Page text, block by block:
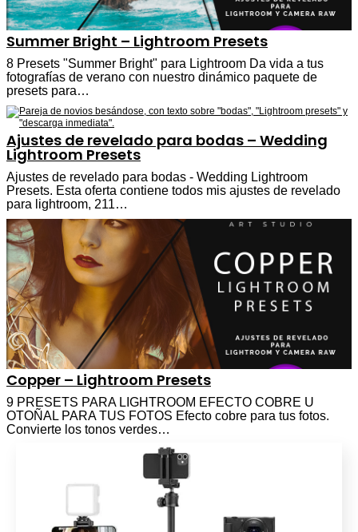
Summer Bright – Lightroom Presets
8 Presets "Summer Bright" para Lightroom Da vida a tus
fotografías de verano con nuestro dinámico paquete de
presets para…
Ajustes de revelado para bodas – Wedding
Lightroom Presets
Ajustes de revelado para bodas - Wedding Lightroom
Presets. Esta oferta contiene todos mis ajustes de revelado
para lightroom, 211…
Copper – Lightroom Presets
9 PRESETS PARA LIGHTROOM EFECTO COBRE U
OTOÑAL PARA TUS FOTOS Efecto cobre para tus fotos.
Convierte los tonos verdes…